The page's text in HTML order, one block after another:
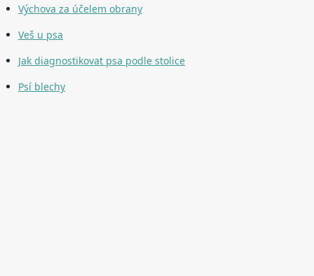
Výchova za účelem obrany
Veš u psa
Jak diagnostikovat psa podle stolice
Psí blechy